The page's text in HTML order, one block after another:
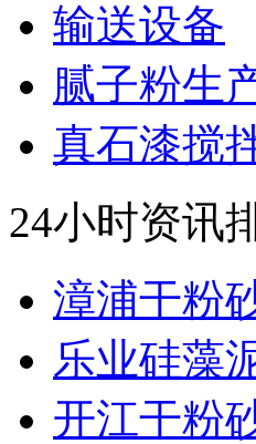
输送设备
腻子粉生
真石漆搅
24小时资讯
漳浦干粉
乐业硅藻
开江干粉